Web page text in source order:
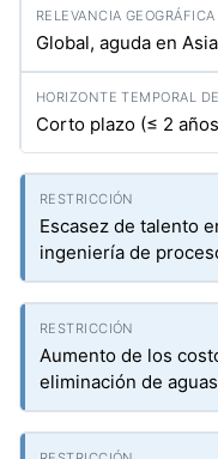
Global, aguda en
Corto plazo (≤ 2
Escasez de talento
ingeniería de
Aumento de los
eliminación de